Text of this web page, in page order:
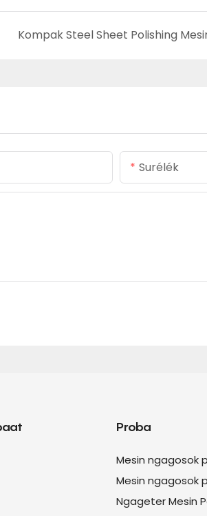
Surélék
Proba
Mesin ngagosok
Mesin ngagosok
Ngageter Mesin